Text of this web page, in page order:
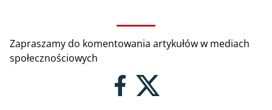
Zapraszamy do komentowania artykułów w mediach
społecznościowych